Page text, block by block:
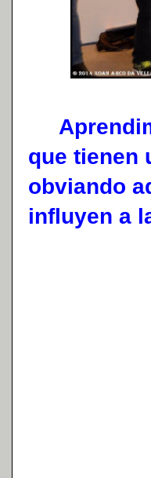
que tienen
obviando
influyen a